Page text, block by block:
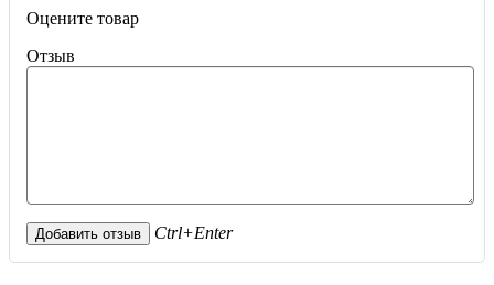
Оцените товар
Отзыв
Ctrl+Enter